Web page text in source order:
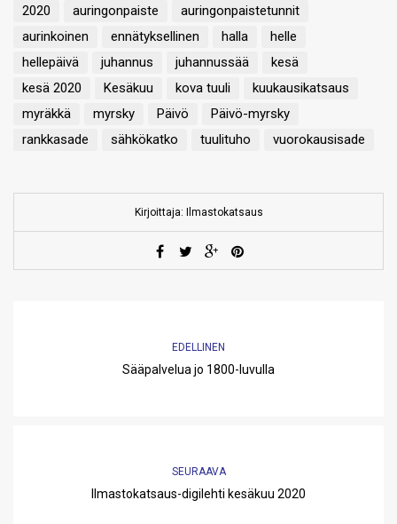
2020 auringonpaiste
auringonpaistetunnit
aurinkoinen
ennätyksellinen halla
helle
hellepäivä
juhannus juhannussää
kesä
kesä 2020
Kesäkuu kova tuuli
kuukausikatsaus
myräkkä
myrsky Päivö
Päivö-myrsky
rankkasade
sähkökatko tuulituho vuorokausisade
Kirjoittaja: Ilmastokatsaus
EDELLINEN
Sääpalvelua jo 1800-luvulla
SEURAAVA
Ilmastokatsaus-digilehti kesäkuu 2020